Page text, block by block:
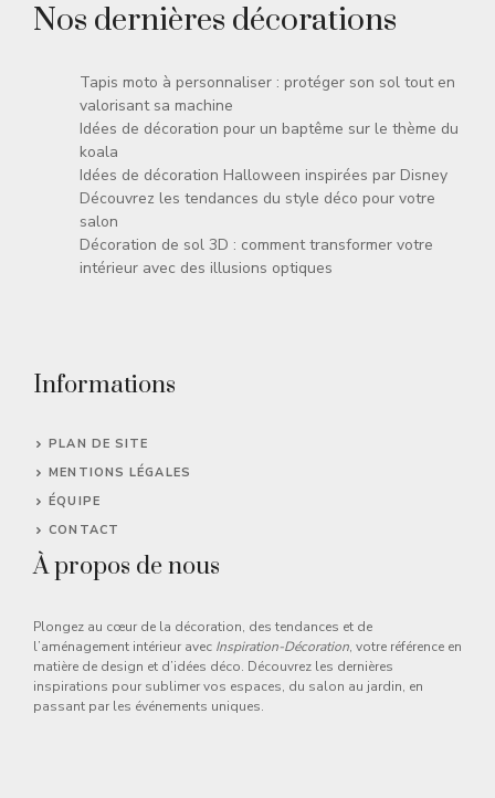
Nos dernières décorations
Tapis moto à personnaliser : protéger son sol tout en
valorisant sa machine
Idées de décoration pour un baptême sur le thème du
koala
Idées de décoration Halloween inspirées par Disney
Découvrez les tendances du style déco pour votre
salon
Décoration de sol 3D : comment transformer votre
intérieur avec des illusions optiques
Informations
PLAN DE SITE
MENTIONS LÉGALES
ÉQUIPE
CONTACT
À propos de nous
Plongez au cœur de la décoration, des tendances et de
l’aménagement intérieur avec Inspiration-Décoration, votre référence en
matière de design et d’idées déco. Découvrez les dernières
inspirations pour sublimer vos espaces, du salon au jardin, en
passant par les événements uniques.